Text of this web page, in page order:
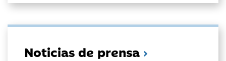
Noticias de prensa